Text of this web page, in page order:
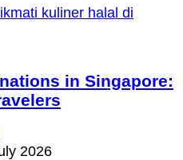
in Singapore:
2026